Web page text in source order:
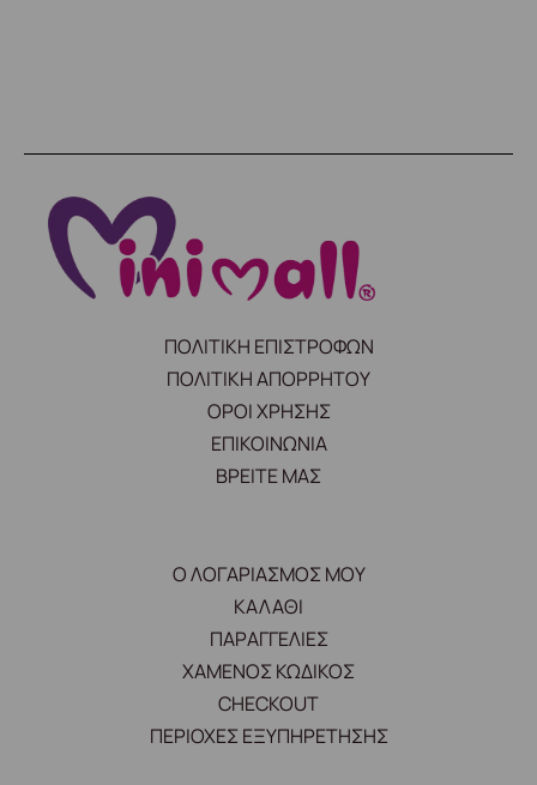
ΠΟΛΙΤΙΚΗ ΕΠΙΣΤΡΟΦΩΝ
ΠΟΛΙΤΙΚΗ ΑΠΟΡΡΗΤΟΥ
ΟΡΟΙ ΧΡΗΣΗΣ
ΕΠΙΚΟΙΝΩΝΙΑ
ΒΡΕΙΤΕ ΜΑΣ
Ο ΛΟΓΑΡΙΑΣΜΟΣ ΜΟΥ
ΚΑΛΑΘΙ
ΠΑΡΑΓΓΕΛΙΕΣ
ΧΑΜΕΝΟΣ ΚΩΔΙΚΟΣ
CHECKOUT
ΠΕΡΙΟΧΕΣ ΕΞΥΠΗΡΕΤΗΣΗΣ